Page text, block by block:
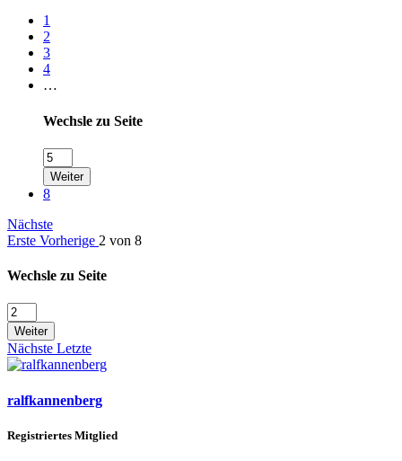
1
2
3
4
…
Wechsle zu Seite
Weiter
8
Nächste
Erste Vorherige 2 von 8
Wechsle zu Seite
Weiter
Nächste Letzte
ralfkannenberg
Registriertes Mitglied